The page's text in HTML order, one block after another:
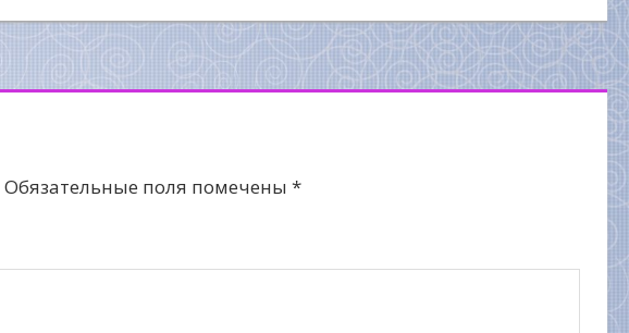
Обязательные поля помечены *